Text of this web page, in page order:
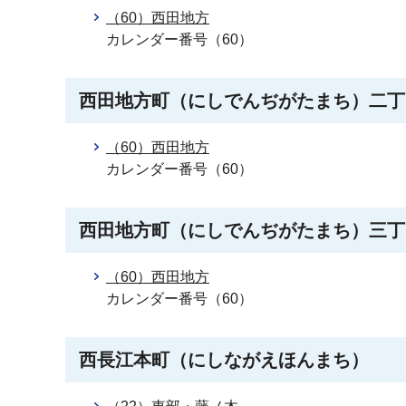
（60）西田地方
カレンダー番号（60）
西田地方町（にしでんぢがたまち）二
（60）西田地方
カレンダー番号（60）
西田地方町（にしでんぢがたまち）三
（60）西田地方
カレンダー番号（60）
西長江本町（にしながえほんまち）